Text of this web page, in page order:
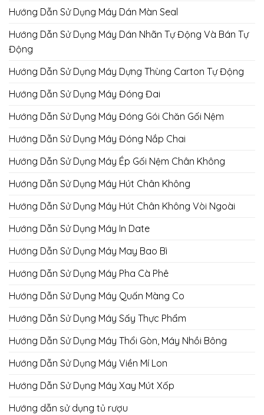
Hướng Dẫn Sử Dụng Máy Dán Màn Seal
Hướng Dẫn Sử Dụng Máy Dán Nhãn Tự Động Và Bán Tự
Động
Hướng Dẫn Sử Dụng Máy Dựng Thùng Carton Tự Động
Hướng Dẫn Sử Dụng Máy Đóng Đai
Hướng Dẫn Sử Dụng Máy Đóng Gói Chăn Gối Nệm
Hướng Dẫn Sử Dụng Máy Đóng Nắp Chai
Hướng Dẫn Sử Dụng Máy Ép Gối Nệm Chân Không
Hướng Dẫn Sử Dụng Máy Hút Chân Không
Hướng Dẫn Sử Dụng Máy Hút Chân Không Vòi Ngoài
Hướng Dẫn Sử Dụng Máy In Date
Hướng Dẫn Sử Dụng Máy May Bao Bì
Hướng Dẫn Sử Dụng Máy Pha Cà Phê
Hướng Dẫn Sử Dụng Máy Quấn Màng Co
Hướng Dẫn Sử Dụng Máy Sấy Thực Phẩm
Hướng Dẫn Sử Dụng Máy Thổi Gòn, Máy Nhồi Bông
Hướng Dẫn Sử Dụng Máy Viền Mí Lon
Hướng Dẫn Sử Dụng Máy Xay Mút Xốp
Hướng dẫn sử dụng tủ rượu